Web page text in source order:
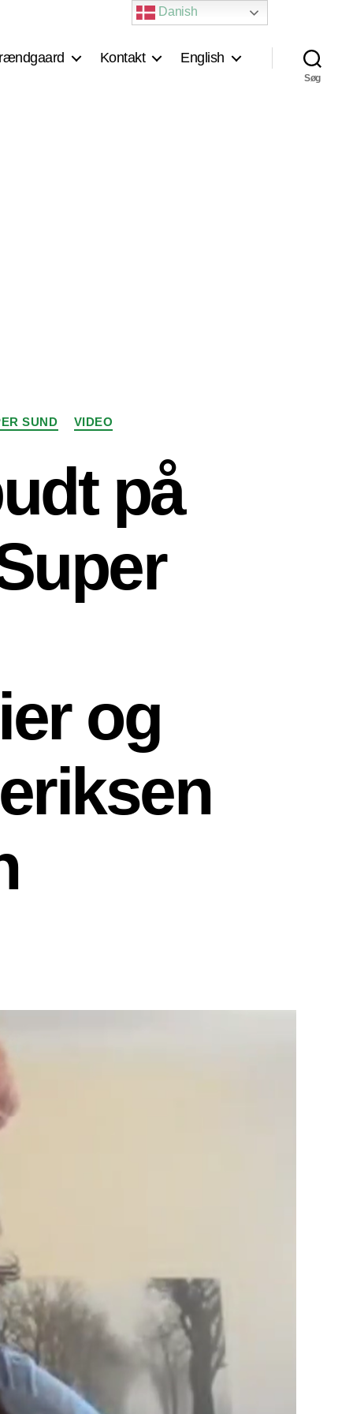
Kontakt English
Søg
SUND VIDEO
på
og
Danish